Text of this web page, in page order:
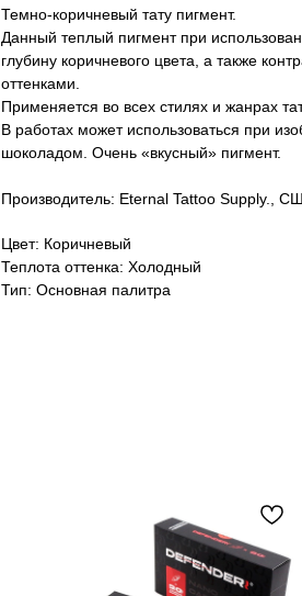
Темно-коричневый тату пигмент.
Данный теплый пигмент при
глубину коричневого цвета, а также
оттенками.
Применяется во всех стилях и жанрах
В работах может использоваться при
шоколадом. Очень «вкусный» пигмент.
Производитель: Eternal Tattoo Supply.,
Цвет: Коричневый
Теплота оттенка: Холодный
Тип: Основная палитра